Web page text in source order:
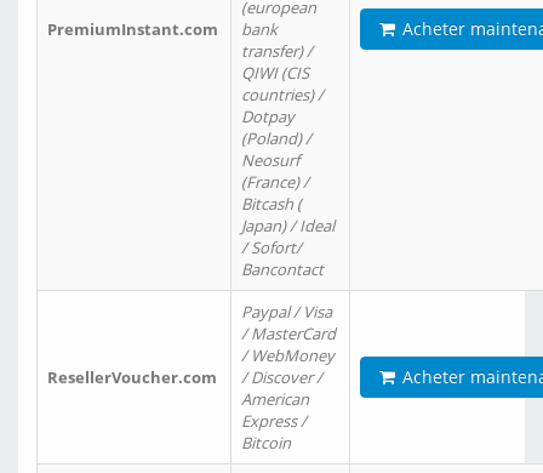
PremiumInstant.com
(european
bank
transfer) /
QIWI (CIS
countries) /
Dotpay
(Poland) /
Neosurf
(France) /
Bitcash (
Japan) / Ideal
/ Sofort/
Bancontact
Acheter
ResellerVoucher.com
Paypal / Visa
/ MasterCard
/ WebMoney
/ Discover /
American
Express /
Bitcoin
Acheter